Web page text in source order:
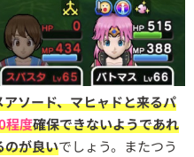
ソード、マヒャドと来るパ
程度確保できないようであれ
のが良いでしょう。またつう